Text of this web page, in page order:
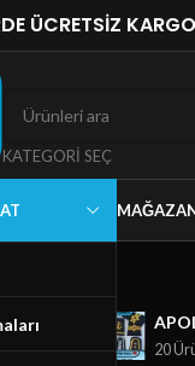
ÜCRETSİZ KARGO
KATEGORI SEÇ
MAĞAZA
ARMALARI
20